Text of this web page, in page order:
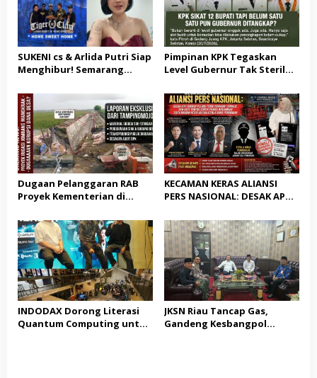
SUKENI cs & Arlida Putri Siap
Menghibur! Semarang
Akbar “Back On Track” 2026–
2029
Pimpinan KPK Tegaskan
Level Gubernur Tak Steril
Cukup, Bukan Dilindungi
Dugaan Pelanggaran RAB
Proyek Kementerian di
Nasionaldetik.com Desak
Tindakan Tegas
KECAMAN KERAS ALIANSI
PERS NASIONAL: DESAK APH
TERHADAP JURNALIS DAN
USUT TUNTAS GURITA
PUNGLI BERJAMAAH SERTA
DUGAAN KETERLIBATAN
KEPALA DINAS PENDIDIKAN
INDODAX Dorong Literasi
Quantum Computing untuk
JKSN Riau Tancap Gas,
Gandeng Kesbangpol